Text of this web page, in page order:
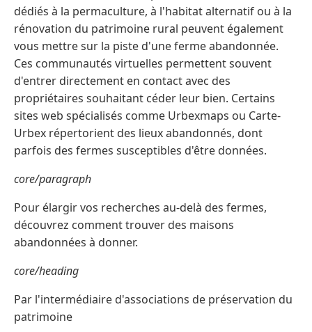
dédiés à la permaculture, à l'habitat alternatif ou à la
rénovation du patrimoine rural peuvent également
vous mettre sur la piste d'une ferme abandonnée.
Ces communautés virtuelles permettent souvent
d'entrer directement en contact avec des
propriétaires souhaitant céder leur bien. Certains
sites web spécialisés comme Urbexmaps ou Carte-
Urbex répertorient des lieux abandonnés, dont
parfois des fermes susceptibles d'être données.
core/paragraph
Pour élargir vos recherches au-delà des fermes,
découvrez comment trouver des maisons
abandonnées à donner.
core/heading
Par l'intermédiaire d'associations de préservation du
patrimoine